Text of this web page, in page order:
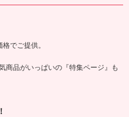
でご提供。
商品がいっぱいの『特集ページ』も